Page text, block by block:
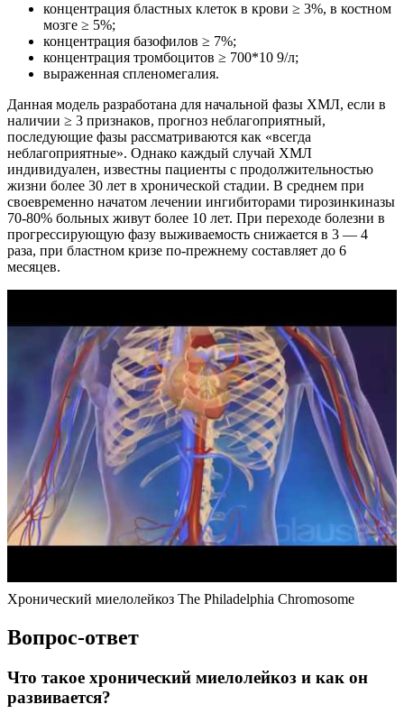
концентрация бластных клеток в крови ≥ 3%, в костном
мозге ≥ 5%;
концентрация базофилов ≥ 7%;
концентрация тромбоцитов ≥ 700*10 9/л;
выраженная спленомегалия.
Данная модель разработана для начальной фазы ХМЛ, если в
наличии ≥ 3 признаков, прогноз неблагоприятный,
последующие фазы рассматриваются как «всегда
неблагоприятные». Однако каждый случай ХМЛ
индивидуален, известны пациенты с продолжительностью
жизни более 30 лет в хронической стадии. В среднем при
своевременно начатом лечении ингибиторами тирозинкиназы
70-80% больных живут более 10 лет. При переходе болезни в
прогрессирующую фазу выживаемость снижается в 3 — 4
раза, при бластном кризе по-прежнему составляет до 6
месяцев.
Хронический миелолейкоз The Philadelphia Chromosome
Вопрос-ответ
Что такое хронический миелолейкоз и как он
развивается?